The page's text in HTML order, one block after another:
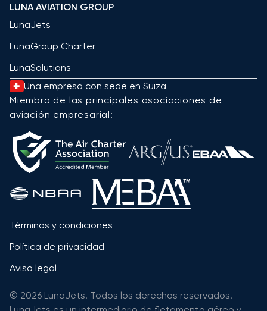
LUNA AVIATION GROUP
LunaJets
LunaGroup Charter
LunaSolutions
Una empresa con sede en Suiza
Miembro de las principales asociaciones de
aviación empresarial:
Términos y condiciones
Política de privacidad
Aviso legal
© 2026 LunaJets. Todos los derechos reservados.